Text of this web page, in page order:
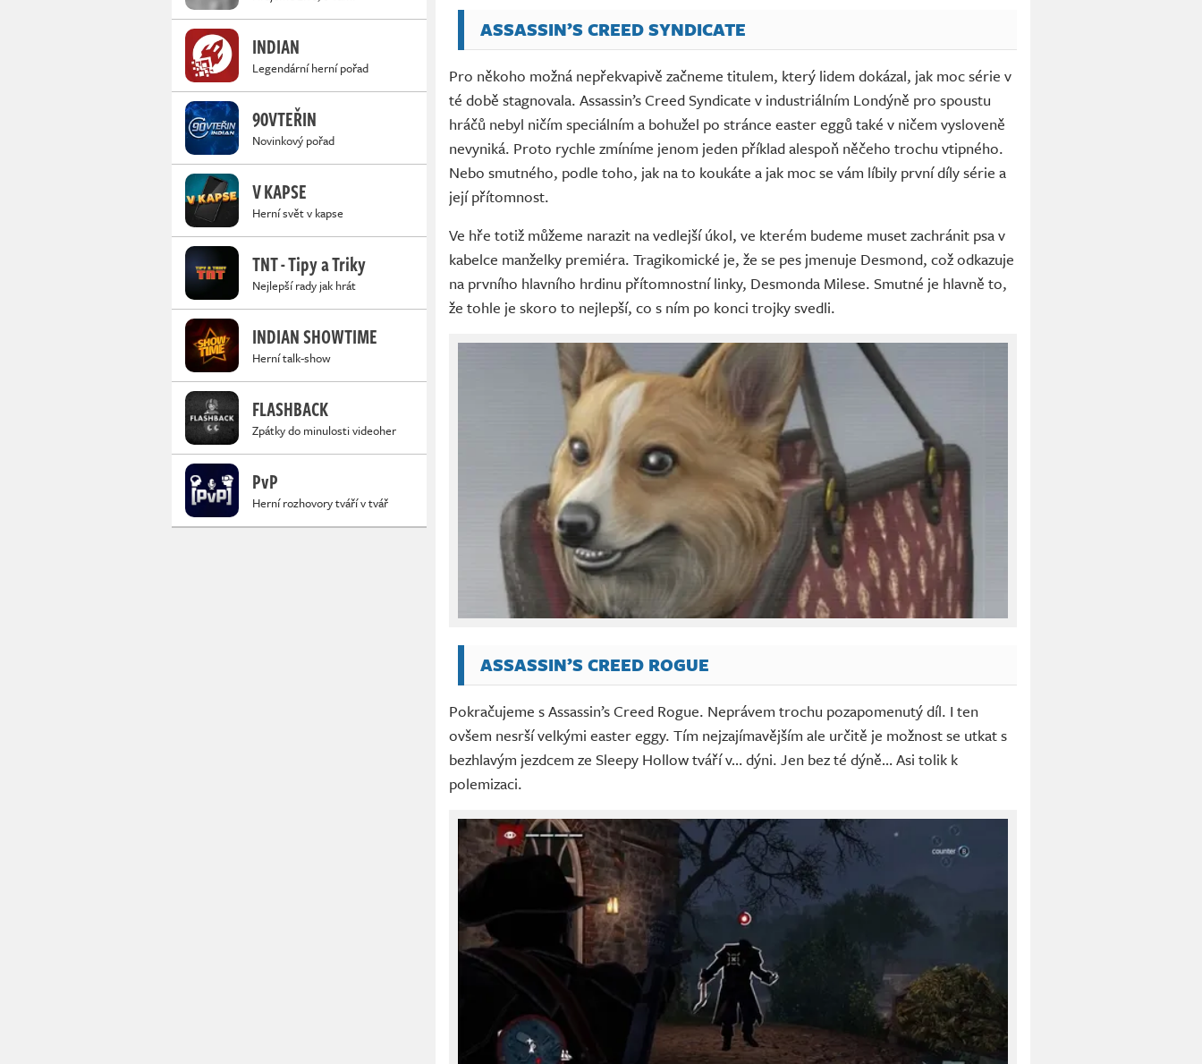
INDIAN
Legendární herní pořad
90VTEŘIN
Novinkový pořad
V KAPSE
Herní svět v kapse
TNT - Tipy a Triky
Nejlepší rady jak hrát
INDIAN SHOWTIME
Herní talk-show
FLASHBACK
Zpátky do minulosti videoher
PvP
Herní rozhovory tváří v tvář
ASSASSIN’S CREED SYNDICATE
Pro někoho možná nepřekvapivě začneme titulem, který lidem dokázal, jak moc série v
té době stagnovala. Assassin’s Creed Syndicate v industriálním Londýně pro spoustu
hráčů nebyl ničím speciálním a bohužel po stránce easter eggů také v ničem vysloveně
nevyniká. Proto rychle zmíníme jenom jeden příklad alespoň něčeho trochu vtipného.
Nebo smutného, podle toho, jak na to koukáte a jak moc se vám líbily první díly série a
její přítomnost.
Ve hře totiž můžeme narazit na vedlejší úkol, ve kterém budeme muset zachránit psa v
kabelce manželky premiéra. Tragikomické je, že se pes jmenuje Desmond, což odkazuje
na prvního hlavního hrdinu přítomnostní linky, Desmonda Milese. Smutné je hlavně to,
že tohle je skoro to nejlepší, co s ním po konci trojky svedli.
ASSASSIN’S CREED ROGUE
Pokračujeme s Assassin’s Creed Rogue. Neprávem trochu pozapomenutý díl. I ten
ovšem nesrší velkými easter eggy. Tím nejzajímavějším ale určitě je možnost se utkat s
bezhlavým jezdcem ze Sleepy Hollow tváří v… dýni. Jen bez té dýně… Asi tolik k
polemizaci.